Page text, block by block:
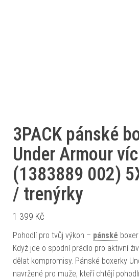
3PACK pánské
Under Armour
(1383889 002)
/ trenýrky
1 399 Kč
Pohodlí pro tvůj výkon – pánské
Když jde o spodní prádlo pro aktivní
dělat kompromisy. Pánské boxerky
navržené pro muže, kteří chtějí